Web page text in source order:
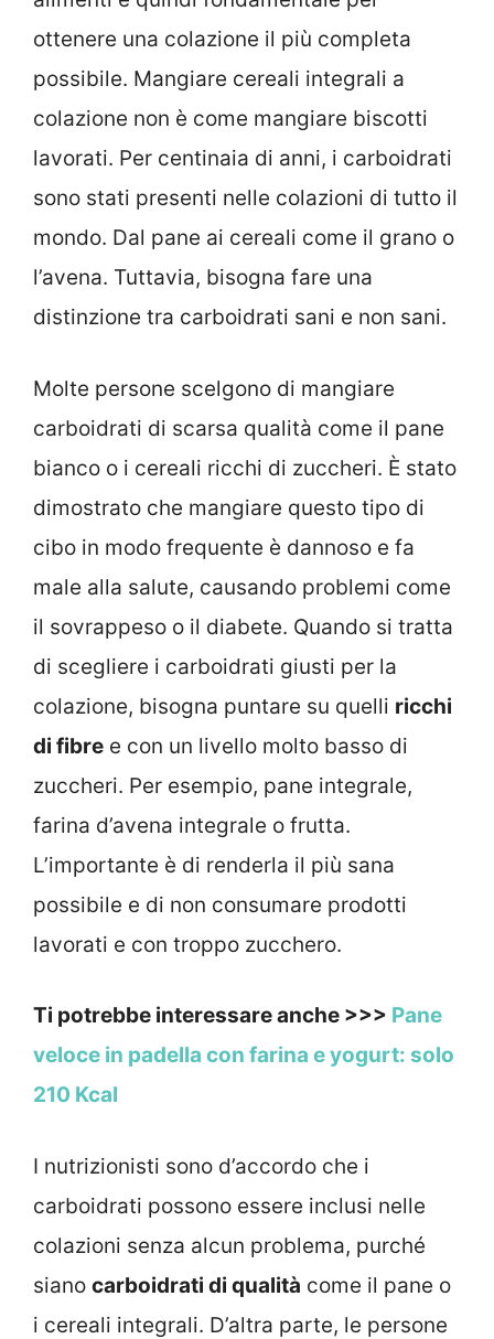
ottenere una colazione il più completa
possibile. Mangiare cereali integrali a
colazione non è come mangiare biscotti
lavorati. Per centinaia di anni, i carboidrati
sono stati presenti nelle colazioni di tutto il
mondo. Dal pane ai cereali come il grano o
l’avena. Tuttavia, bisogna fare una
distinzione tra carboidrati sani e non sani.
Molte persone scelgono di mangiare
carboidrati di scarsa qualità come il pane
bianco o i cereali ricchi di zuccheri. È stato
dimostrato che mangiare questo tipo di
cibo in modo frequente è dannoso e fa
male alla salute, causando problemi come
il sovrappeso o il diabete. Quando si tratta
di scegliere i carboidrati giusti per la
colazione, bisogna puntare su quelli ricchi
di fibre e con un livello molto basso di
zuccheri. Per esempio, pane integrale,
farina d’avena integrale o frutta.
L’importante è di renderla il più sana
possibile e di non consumare prodotti
lavorati e con troppo zucchero.
Ti potrebbe interessare anche >>> Pane
veloce in padella con farina e yogurt: solo
210 Kcal
I nutrizionisti sono d’accordo che i
carboidrati possono essere inclusi nelle
colazioni senza alcun problema, purché
siano carboidrati di qualità come il pane o
i cereali integrali. D’altra parte, le persone